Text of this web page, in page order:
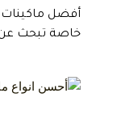
أفضل ماكينات
خاصة تبحث عن